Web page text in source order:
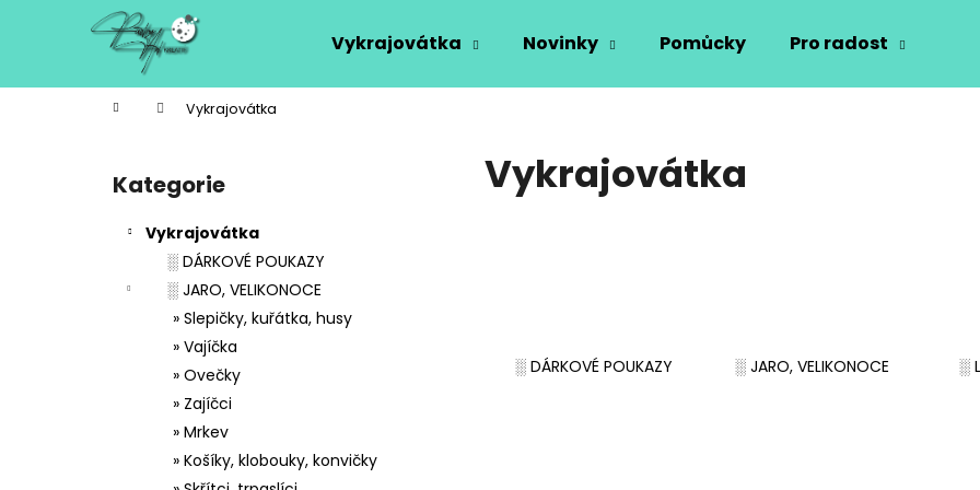
Vykrajovátka Novinky Pomůcky Pro radost
Domů Vykrajovátka
Přeskočit
kategorie
Kategorie
Vykrajovátka
░ DÁRKOVÉ POUKAZY
░ JARO, VELIKONOCE
» Slepičky, kuřátka, husy
» Vajíčka
» Ovečky
» Zajíčci
» Mrkev
» Košíky, klobouky, konvičky
Vykrajovátka
░ DÁRKOVÉ POUKAZY ░ JARO, VELIKONOCE ░
í
Zpět
do
Zpět
do